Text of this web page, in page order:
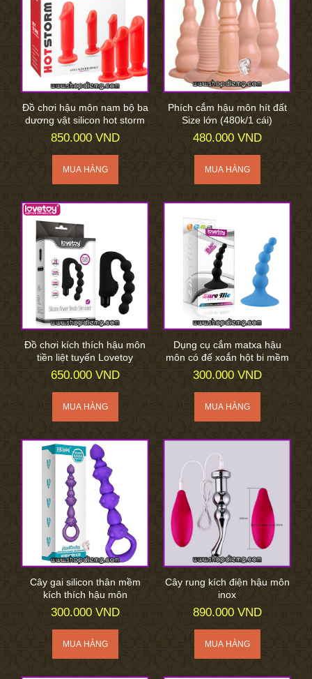
Đồ chơi hậu môn nam bộ ba
dương vật silicon hot storm
850.000 VND
Phích cắm hậu môn hít đất
Size lớn (480k/1 cái)
480.000 VND
Đồ chơi kích thích hậu môn
tiền liệt tuyến Lovetoy
650.000 VND
Dụng cụ cắm matxa hậu
môn có đế xoắn hột bi mềm
300.000 VND
Cây gai silicon thân mềm
kích thích hậu môn
300.000 VND
Cây rung kích điện hậu môn
inox
890.000 VND